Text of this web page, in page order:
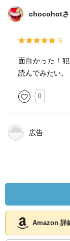
chocohot
5
面白かった！
読んでみたい。
0
広告
Amazon 詳